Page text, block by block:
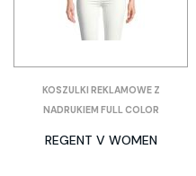
KOSZULKI REKLAMOWE Z
NADRUKIEM FULL COLOR
REGENT V WOMEN